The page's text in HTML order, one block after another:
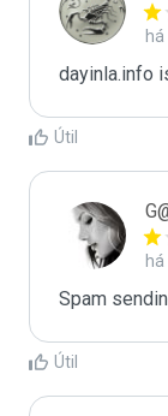
dayinla.info
Útil
Spam
Útil